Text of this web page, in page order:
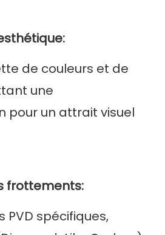
de couleurs et de
une
pour un attrait visuel
frottements:
PVD spécifiques,